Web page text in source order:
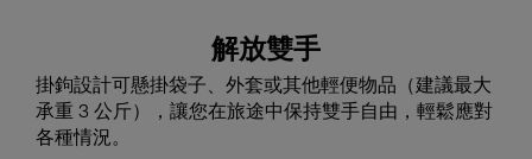
解放雙手
掛鉤設計可懸掛袋子、外套或其他輕便物品（建議最大
承重 3 公斤），讓您在旅途中保持雙手自由，輕鬆應對
各種情況。